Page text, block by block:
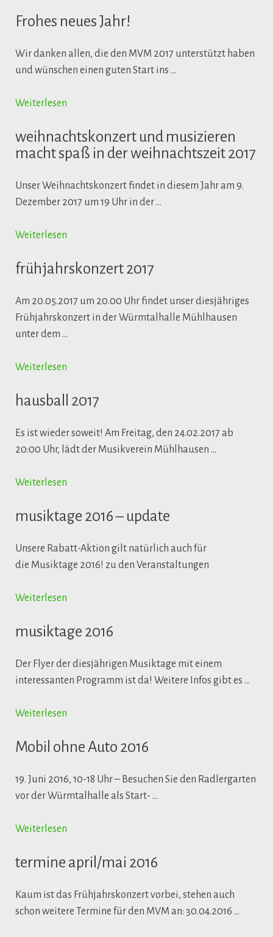
Frohes neues Jahr!
Wir danken allen, die den MVM 2017 unterstützt haben
und wünschen einen guten Start ins …
Weiterlesen
weihnachtskonzert und musizieren
macht spaß in der weihnachtszeit 2017
Unser Weihnachtskonzert findet in diesem Jahr am 9.
Dezember 2017 um 19 Uhr in der …
Weiterlesen
frühjahrskonzert 2017
Am 20.05.2017 um 20.00 Uhr findet unser diesjähriges
Frühjahrskonzert in der Würmtalhalle Mühlhausen
unter dem …
Weiterlesen
hausball 2017
Es ist wieder soweit! Am Freitag, den 24.02.2017 ab
20:00 Uhr, lädt der Musikverein Mühlhausen …
Weiterlesen
musiktage 2016 – update
Unsere Rabatt-Aktion gilt natürlich auch für
die Musiktage 2016! zu den Veranstaltungen
Weiterlesen
musiktage 2016
Der Flyer der diesjährigen Musiktage mit einem
interessanten Programm ist da! Weitere Infos gibt es …
Weiterlesen
Mobil ohne Auto 2016
19. Juni 2016, 10-18 Uhr – Besuchen Sie den Radlergarten
vor der Würmtalhalle als Start- …
Weiterlesen
termine april/mai 2016
Kaum ist das Frühjahrskonzert vorbei, stehen auch
schon weitere Termine für den MVM an: 30.04.2016 …